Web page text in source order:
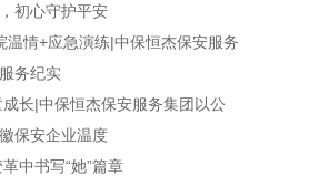
初心守护平安
温情+应急演练|中保恒杰保安服务
务纪实
长|中保恒杰保安服务集团以公
保安企业温度
中书写“她”篇章